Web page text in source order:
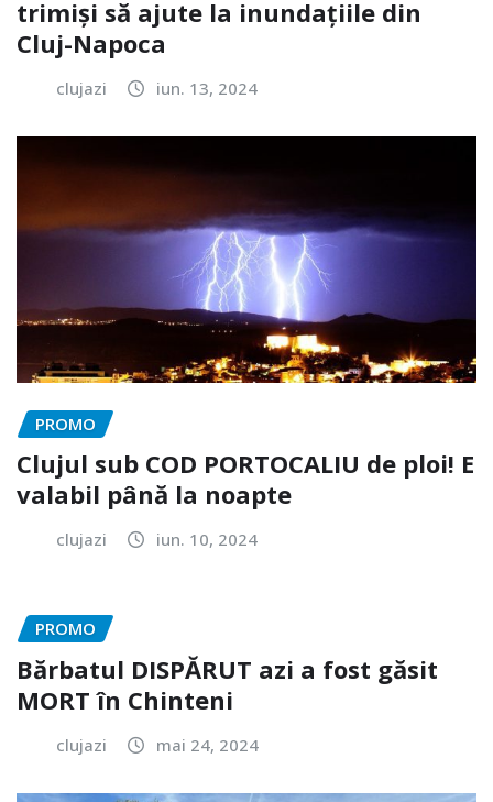
trimiși să ajute la inundațiile din
Cluj-Napoca
clujazi iun. 13, 2024
PROMO
Clujul sub COD PORTOCALIU de ploi! E
valabil până la noapte
clujazi iun. 10, 2024
PROMO
Bărbatul DISPĂRUT azi a fost găsit
MORT în Chinteni
clujazi mai 24, 2024